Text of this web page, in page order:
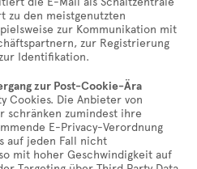
zu den meistgenutzten
zur Kommunikation mit
zur Registrierung
Identifikation.
zur Post-Cookie-Ära
Cookies. Die Anbieter von
schränken zumindest ihre
E-Privacy-Verordnung
auf jeden Fall nicht
mit hoher Geschwindigkeit auf